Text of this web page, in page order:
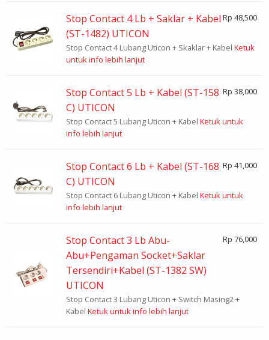
Stop Contact 4 Lb + Saklar + Kabel
(ST-1482) UTICON
Rp 48,500
Stop Contact 4 Lubang Uticon + Skaklar + Kabel Ketuk
untuk info lebih lanjut
Stop Contact 5 Lb + Kabel (ST-158
C) UTICON
Rp 38,000
Stop Contact 5 Lubang Uticon + Kabel Ketuk untuk
info lebih lanjut
Stop Contact 6 Lb + Kabel (ST-168
C) UTICON
Rp 41,000
Stop Contact 6 Lubang Uticon + Kabel Ketuk untuk
info lebih lanjut
Stop Contact 3 Lb Abu-
Abu+Pengaman Socket+Saklar
Tersendiri+Kabel (ST-1382 SW)
UTICON
Rp 76,000
Stop Contact 3 Lubang Uticon + Switch Masing2 +
Kabel Ketuk untuk info lebih lanjut